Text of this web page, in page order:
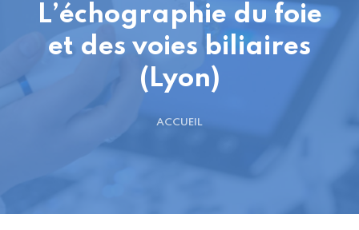
L’échographie du foie
et des voies biliaires
(Lyon)
ACCUEIL